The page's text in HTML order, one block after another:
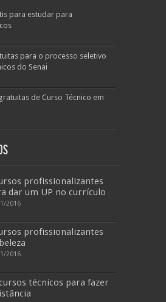
para estudar para
para o processo seletivo
do Senai
de Curso Técnico em
profissionalizantes
dar um UP no currículo
2016
profissionalizantes
2016
técnicos para fazer